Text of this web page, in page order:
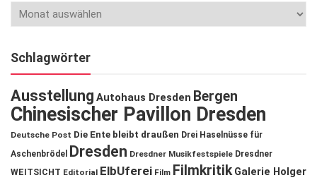
Schlagwörter
Ausstellung Autohaus Dresden Bergen
Chinesischer Pavillon Dresden
Deutsche Post Die Ente bleibt draußen Drei Haselnüsse für
Aschenbrödel
Dresden Dresdner Musikfestspiele Dresdner
WEITSICHT Editorial ElbUferei Film Filmkritik Galerie Holger